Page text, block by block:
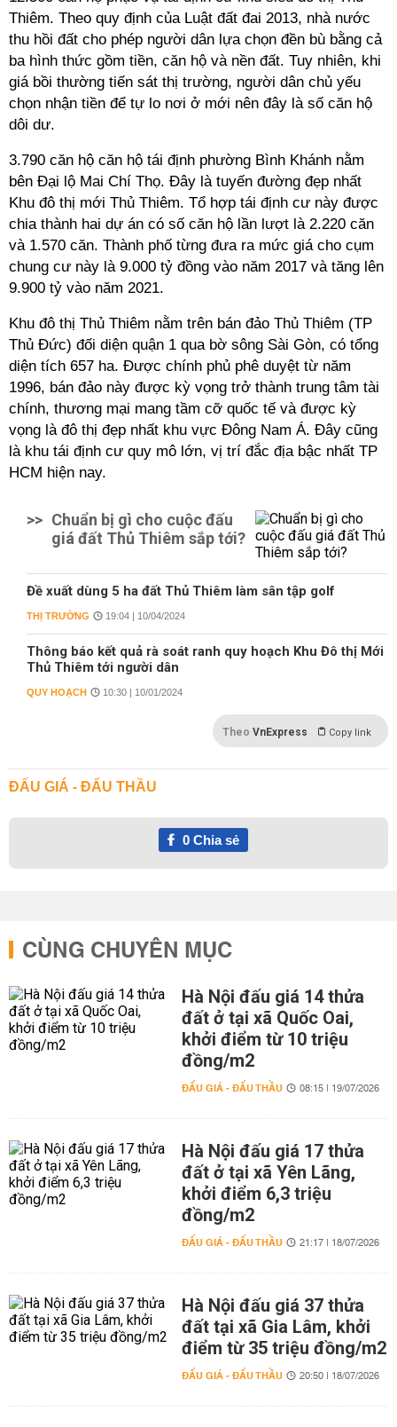
Thiêm. Theo quy định của Luật đất đai 2013, nhà nước
thu hồi đất cho phép người dân lựa chọn đền bù bằng cả
ba hình thức gồm tiền, căn hộ và nền đất. Tuy nhiên, khi
giá bồi thường tiến sát thị trường, người dân chủ yếu
chọn nhận tiền để tự lo nơi ở mới nên đây là số căn hộ
dôi dư.
3.790 căn hộ căn hộ tái định phường Bình Khánh nằm
bên Đại lộ Mai Chí Thọ. Đây là tuyến đường đẹp nhất
Khu đô thị mới Thủ Thiêm. Tổ hợp tái định cư này được
chia thành hai dự án có số căn hộ lần lượt là 2.220 căn
và 1.570 căn. Thành phố từng đưa ra mức giá cho cụm
chung cư này là 9.000 tỷ đồng vào năm 2017 và tăng lên
9.900 tỷ vào năm 2021.
Khu đô thị Thủ Thiêm nằm trên bán đảo Thủ Thiêm (TP
Thủ Đức) đối diện quận 1 qua bờ sông Sài Gòn, có tổng
diện tích 657 ha. Được chính phủ phê duyệt từ năm
1996, bán đảo này được kỳ vọng trở thành trung tâm tài
chính, thương mại mang tầm cỡ quốc tế và được kỳ
vọng là đô thị đẹp nhất khu vực Đông Nam Á. Đây cũng
là khu tái định cư quy mô lớn, vị trí đắc địa bậc nhất TP
HCM hiện nay.
>> Chuẩn bị gì cho cuộc đấu
giá đất Thủ Thiêm sắp tới?
Đề xuất dùng 5 ha đất Thủ Thiêm làm sân tập golf
THỊ TRƯỜNG 19:04 | 10/04/2024
Thông báo kết quả rà soát ranh quy hoạch Khu Đô thị Mới
Thủ Thiêm tới người dân
QUY HOẠCH 10:30 | 10/01/2024
Theo VnExpress Copy link
ĐẤU GIÁ - ĐẤU THẦU
0Chia sẻ
CÙNG CHUYÊN MỤC
Hà Nội đấu giá 14 thửa
đất ở tại xã Quốc Oai,
khởi điểm từ 10 triệu
đồng/m2
ĐẤU GIÁ - ĐẤU THẦU 08:15 | 19/07/2026
Hà Nội đấu giá 17 thửa
đất ở tại xã Yên Lãng,
khởi điểm 6,3 triệu
đồng/m2
ĐẤU GIÁ - ĐẤU THẦU 21:17 | 18/07/2026
Hà Nội đấu giá 37 thửa
đất tại xã Gia Lâm, khởi
điểm từ 35 triệu đồng/m2
ĐẤU GIÁ - ĐẤU THẦU 20:50 | 18/07/2026